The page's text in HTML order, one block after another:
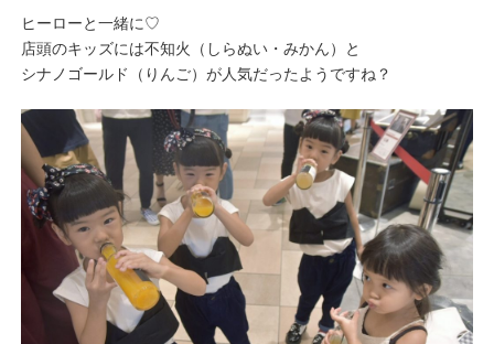
ヒーローと一緒に♡
店頭のキッズには不知火（しらぬい・みかん）と
シナノゴールド（りんご）が人気だったようですね？